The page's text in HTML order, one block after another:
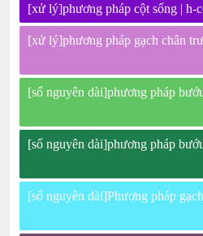
[xử lý]phương pháp cột sống | h-
[xử lý]phương pháp gạch chân
[số nguyên dài]phương pháp
[số nguyên dài]phương pháp
[số nguyên dài]Phương pháp